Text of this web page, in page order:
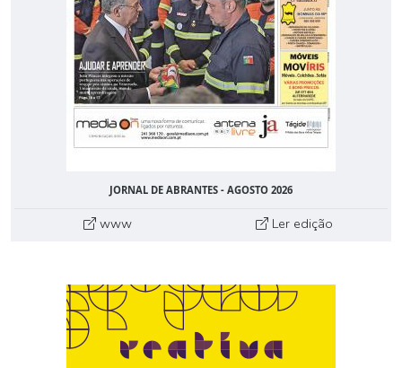
JORNAL DE ABRANTES - AGOSTO 2026
www Ler edição